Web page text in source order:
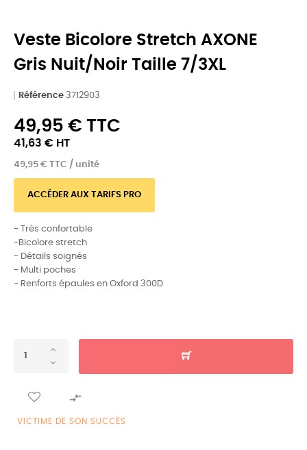
Veste Bicolore Stretch AXONE
Gris Nuit/noir Taille 7/3XL
Référence 3712903
49,95 € TTC
41,63 € HT
49,95 € TTC / unité
ACCÉDER AUX TARIFS PRO
- Très confortable
-Bicolore stretch
- Détails soignés
- Multi poches
- Renforts épaules en Oxford 300D

VICTIME DE SON SUCCÈS